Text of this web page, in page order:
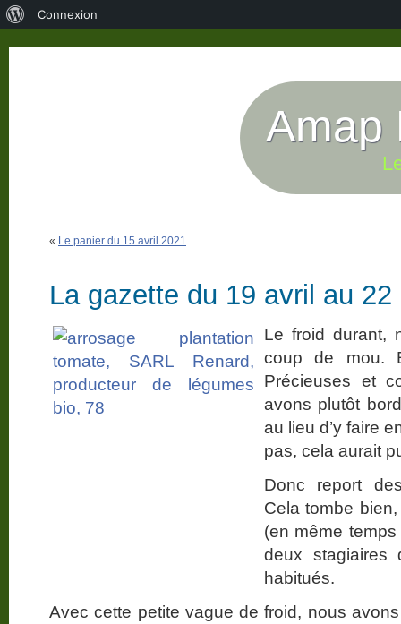
Amap
« Le panier du 15 avril 2021
La gazette du 19 avril au 22
Le froid durant,
coup de mou.
Précieuses et
avons plutôt
au lieu d’y faire
pas, cela aurait
Donc report
Cela tombe
(en même
deux stagiaires
habitués.
Avec cette petite vague de froid, nous
Connexion